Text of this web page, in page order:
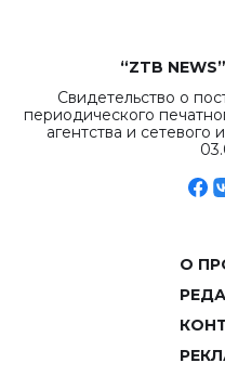
“ZTB
Свидетельство о
периодического
агентства и
О